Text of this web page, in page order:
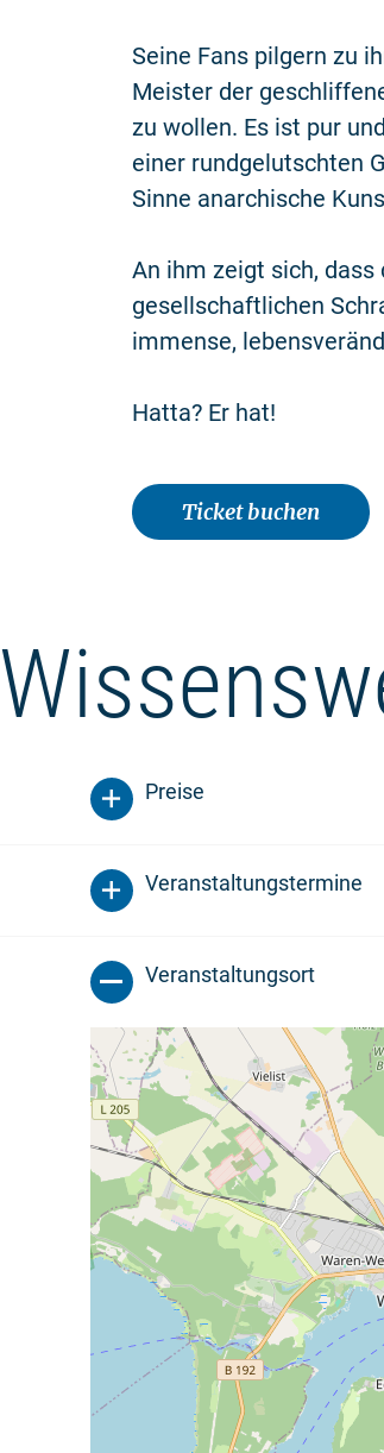
Seine Fans pilgern zu
Meister der
zu wollen. Es ist pur
einer rundgelutschten
Sinne anarchische
An ihm zeigt sich,
gesellschaftlichen
immense,
Hatta? Er hat!
Ticket buchen
Preise
Veranstaltungstermine
Veranstaltungsort